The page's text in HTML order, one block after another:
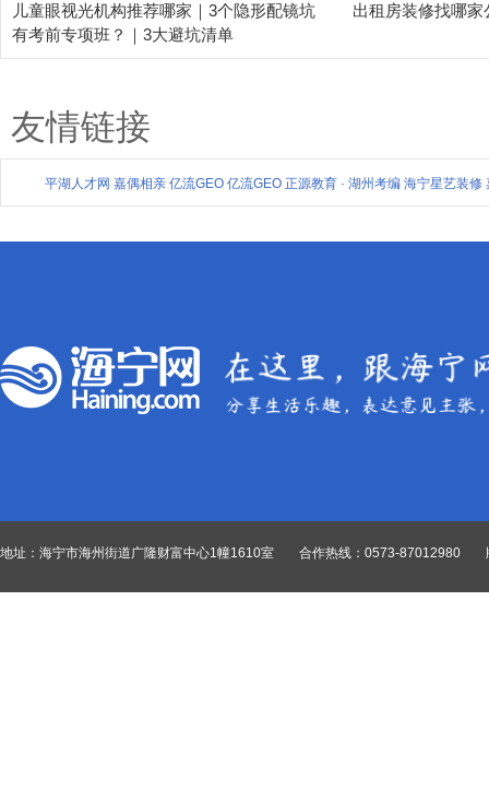
儿童眼视光机构推荐哪家｜3个隐形配镜坑
出租房装修找哪
有考前专项班？｜3大避坑清单
友情链接
平湖人才网 嘉偶相亲 亿流GEO 亿流GEO 正源教育 · 湖州考编 海宁星艺装修
地址：海宁市海州街道广隆财富中心1幢1610室 合作热线：0573-87012980